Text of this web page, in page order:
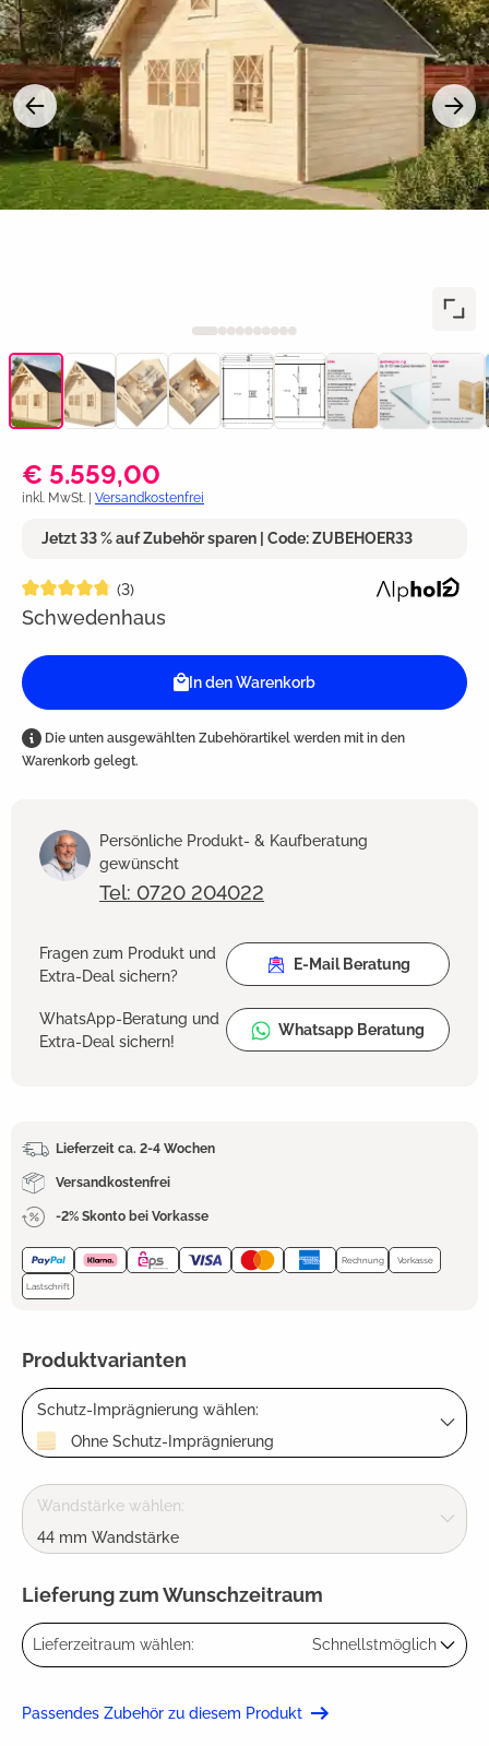
€ 5.559,00
inkl. MwSt. | Versandkostenfrei
Jetzt 33 % auf Zubehör sparen | Code: ZUBEHOER33
Durchschnittliche Bewertung von 4.8 von 5 Sternen
(3)
Schwedenhaus
In den Warenkorb
Die unten ausgewählten Zubehörartikel werden mit in den
Warenkorb gelegt.
Persönliche Produkt- & Kaufberatung
gewünscht
Tel: 0720 204022
Fragen zum Produkt und
Extra-Deal sichern?
E-Mail Beratung
WhatsApp-Beratung und
Extra-Deal sichern!
Whatsapp Beratung
Lieferzeit ca. 2-4 Wochen
Versandkostenfrei
-2% Skonto bei Vorkasse
Rechnung Vorkasse
Lastschrift
Produktvarianten
Schutz-Imprägnierung wählen:
Ohne Schutz-Imprägnierung
Wandstärke wählen:
44 mm Wandstärke
Lieferung zum Wunschzeitraum
Lieferzeitraum wählen: Schnellstmöglich
Passendes Zubehör zu diesem Produkt